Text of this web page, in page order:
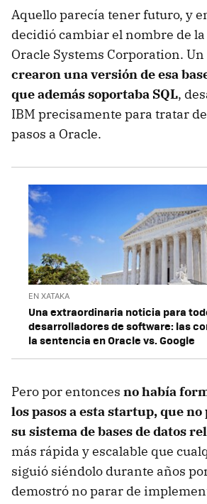
Aquello parecía tener futuro, y
decidió cambiar el nombre de
Oracle Systems Corporation.
crearon una versión de esa
que además soportaba SQL,
IBM precisamente para tratar
pasos a Oracle.
EN XATAKA
Una extraordinaria noticia para
desarrolladores de software: las
la sentencia en Oracle vs. Google
Pero por entonces no había
los pasos a esta startup, que
su sistema de bases de datos
más rápida y escalable que
siguió siéndolo durante años
demostró no parar de